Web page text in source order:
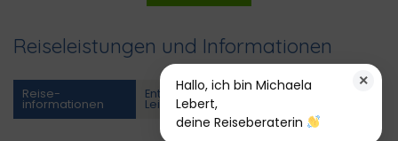
Reiseleistungen und Informationen
Reise­
informationen
Enthaltene
Leistungen
Nicht enthaltene
×
Hallo, ich bin Michaela
Lebert,
deine Reiseberaterin